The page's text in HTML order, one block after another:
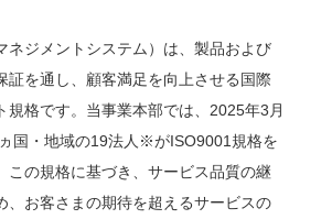
ネジメントシステム）は、製品および
証を通し、顧客満足を向上させる国際
規格です。当事業本部では、2025年3月
国・地域の19法人※がISO9001規格を
この規格に基づき、サービス品質の継
、お客さまの期待を超えるサービスの